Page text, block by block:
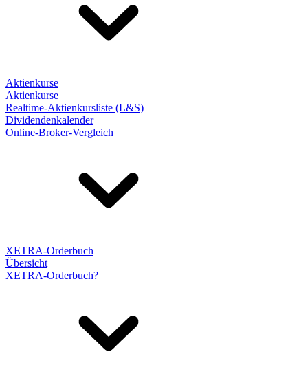
Aktienkurse
Aktienkurse
Realtime-Aktienkursliste (L&S)
Dividendenkalender
Online-Broker-Vergleich
XETRA-Orderbuch
Übersicht
XETRA-Orderbuch?